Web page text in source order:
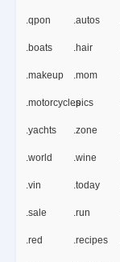
.qpon .autos
.boats .hair
.makeup .mom
.motorcycles.pics
.yachts .zone
.world .wine
.vin .today
.sale .run
.red .recipes